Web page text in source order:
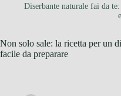
Diserbante naturale fai da
Non solo sale: la ricetta per un
facile da preparare